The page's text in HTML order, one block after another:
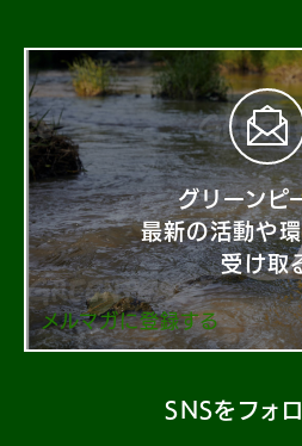
グリーンピ
最新の活動や
受け取
メルマガに登録する
SNSをフォ